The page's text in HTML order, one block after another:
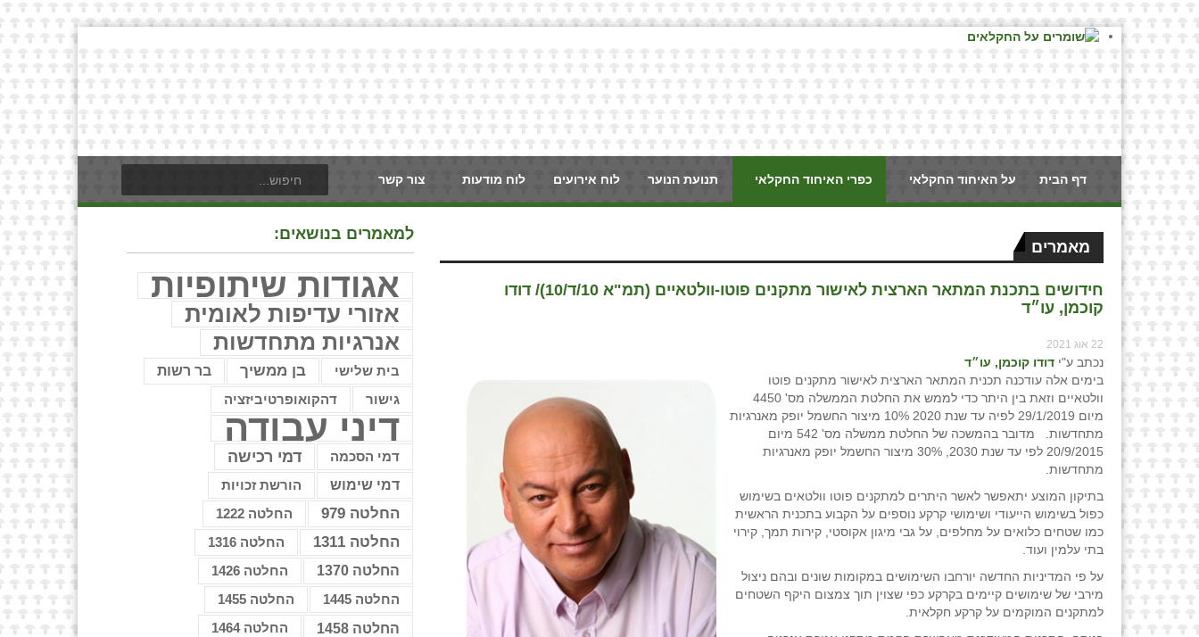
דף הבית על האיחוד החקלאי כפרי האיחוד החקלאי תנועת הנוער לוח אירועים לוח מודעות צור קשר
מאמרים
חידושים בתכנת המתאר הארצית לאישור מתקנים פוטו-וולטאיים (תמ"א 10/ד/10)/ דודו
קוכמן, עו״ד
22 אוג 2021
נכתב ע"י דודו קוכמן, עו״ד
בימים אלה עודכנה תכנית המתאר הארצית לאישור מתקנים פוטו
וולטאיים וזאת בין היתר כדי לממש את החלטת הממשלה מס' 4450
מיום 29/1/2019 לפיה עד שנת 2020 10% מיצור החשמל יופק מאנרגיות
מתחדשות. מדובר בהמשכה של החלטת ממשלה מס' 542 מיום
20/9/2015 לפי עד שנת 2030, 30% מיצור החשמל יופק מאנרגיות
מתחדשות.
בתיקון המוצע יתאפשר לאשר היתרים למתקנים פוטו וולטאים בשימוש
כפול בשימוש הייעודי ושימושי קרקע נוספים על הקבוע בתכנית הראשית
כמו שטחים כלואים על מחלפים, על גבי מיגון אקוסטי, קירות תמך, קירוי
בתי עלמין ועוד.
על פי המדיניות החדשה יורחבו השימושים במקומות שונים ובהם ניצול
מירבי של שימושים קיימים בקרקע כפי שצוין תוך צמצום היקף השטחים
למתקנים המוקמים על קרקע חקלאית.
למאמרים בנושאים:
אגודות שיתופיות
אזורי עדיפות לאומית
אנרגיות מתחדשות
בית שלישי בן ממשיך
בר רשות
גישור
דהקואופרטיביזציה
דיני עבודה
דמי הסכמה דמי רכישה
דמי שימוש הורשת זכויות
החלטה 979 החלטה 1222
החלטה 1311
החלטה 1316
החלטה 1370
החלטה 1426
החלטה 1445
החלטה 1455
החלטה 1458 החלטה 1464